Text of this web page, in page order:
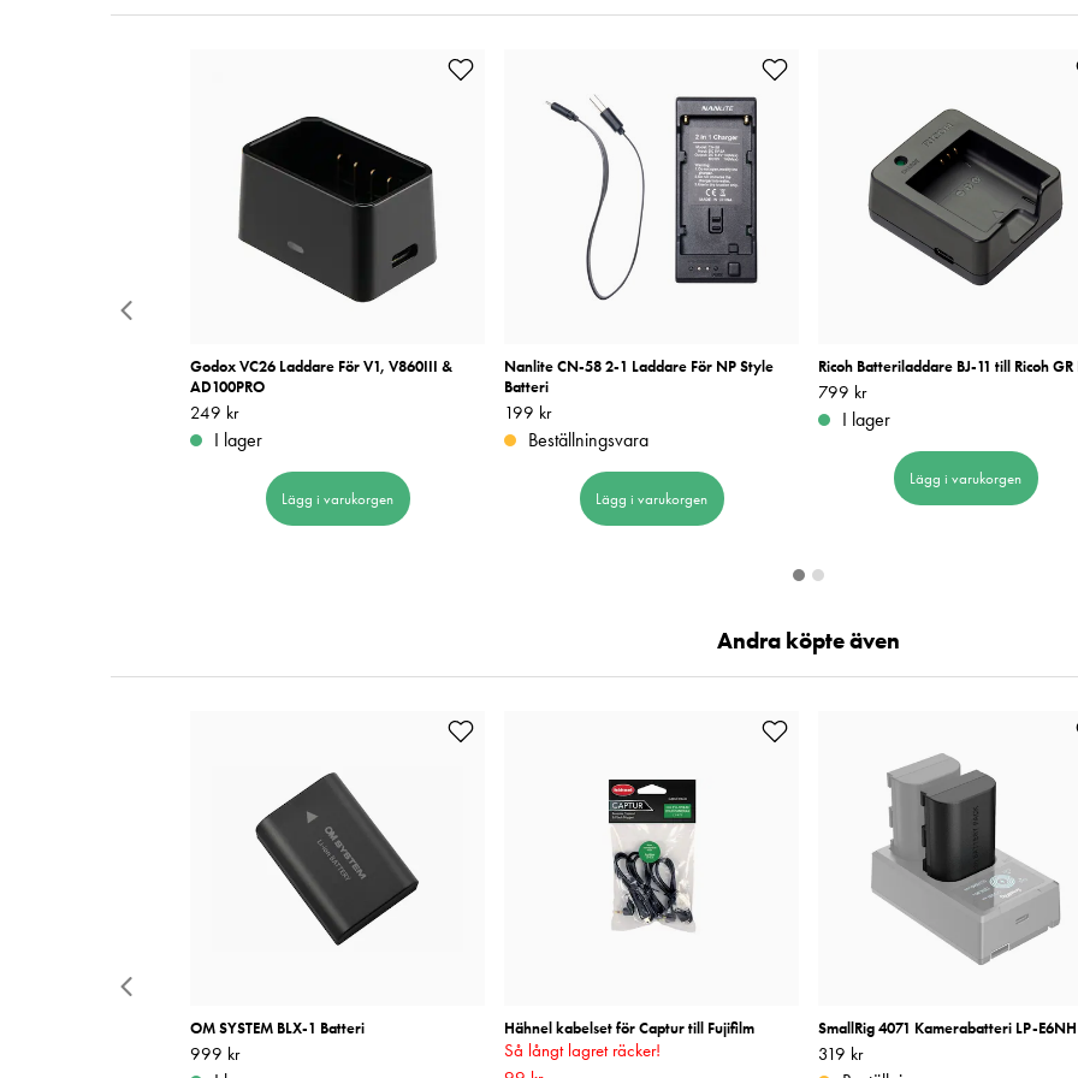
Godox VC26 Laddare För V1, V860III &
AD100PRO
Pris: 249 kr
249 kr
I lager
Lägg i varukorgen
Nanlite CN-58 2-1 Laddare För NP Style
Batteri
Pris: 199 kr
199 kr
Beställningsvara
Lägg i varukorgen
Ricoh Batteriladdare BJ-11 till Ricoh GR
Pris: 799 kr
799 kr
I lager
Lägg i varukorgen
Andra köpte även
OM SYSTEM BLX-1 Batteri
Pris: 999 kr
999 kr
Hähnel kabelset för Captur till Fujifilm
Så långt lagret räcker!
SmallRig 4071 Kamerabatteri LP-E6NH
Pris: 319 kr
319 kr